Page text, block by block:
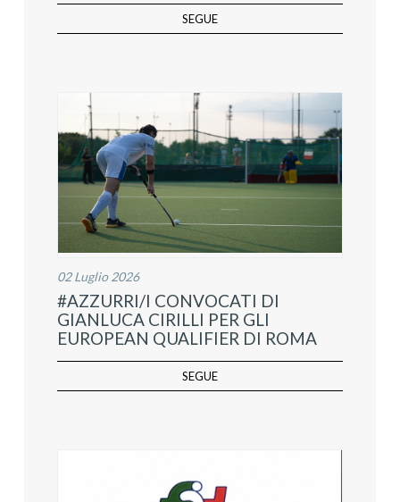
SEGUE
02 Luglio 2026
#AZZURRI/I CONVOCATI DI
GIANLUCA CIRILLI PER GLI
EUROPEAN QUALIFIER DI ROMA
SEGUE